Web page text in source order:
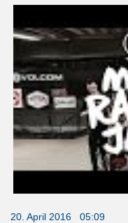
20. April 2016 05:09